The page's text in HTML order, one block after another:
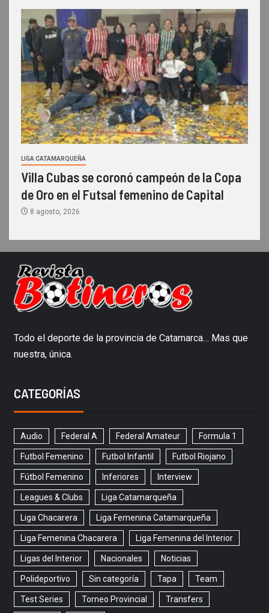
LIGA CATAMARQUEÑA
Villa Cubas se coronó campeón de la Copa
de Oro en el Futsal femenino de Capital
8 agosto, 2026
Todo el deporte de la provincia de Catamarca… Mas que
nuestra, única.
CATEGORÍAS
Audio Federal A Federal Amateur Formula 1
Futbol Femenino Futbol Infantil Futbol Riojano
Fútbol Femenino Inferiores Interview
Leagues & Clubs Liga Catamarqueña
Liga Chacarera Liga Femenina Catamarqueña
Liga Femenina Chacarera Liga Femenina del Interior
Ligas del Interior Nacionales Noticias
Polideportivo Sin categoría Tapa Team
Test Series Torneo Provincial Transfers